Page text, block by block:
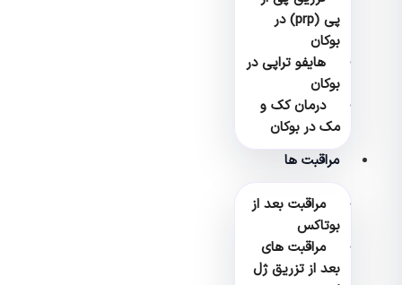
پی (prp) در
بوکان
هایفو تراپی در
بوکان
درمان کک و
مک در بوکان
مراقبت ها
مراقبت بعد از
بوتاکس
مراقبت های
بعد از تزریق ژل